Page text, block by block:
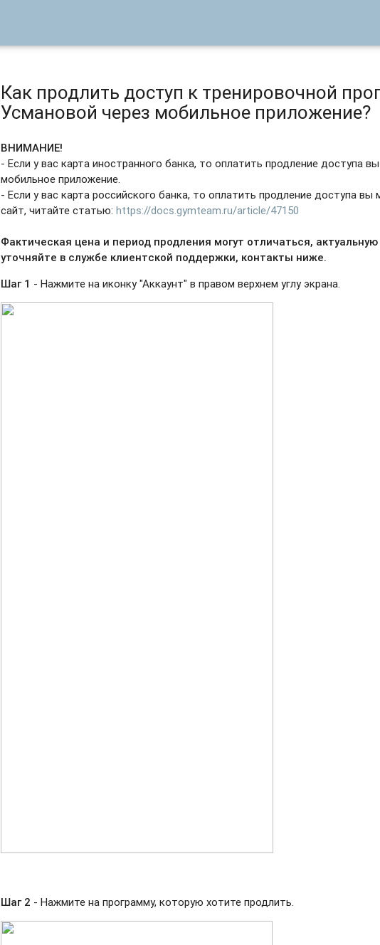
Как продлить доступ к тренировочной
Усмановой через мобильное приложение?
ВНИМАНИЕ!
- Если у вас карта иностранного банка, то оплатить продление доступа
мобильное приложение.
- Если у вас карта российского банка, то оплатить продление доступа вы
сайт, читайте статью:https://docs.gymteam.ru/article/47150
Фактическая цена и период продления могут отличаться,
уточняйте в службе клиентской поддержки, контакты ниже.
Шаг 1 - Нажмите на иконку "Аккаунт" в правом верхнем углу экрана.
Шаг 2 - Нажмите на программу, которую хотите продлить.